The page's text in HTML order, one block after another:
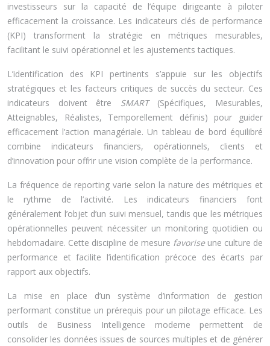
investisseurs sur la capacité de l’équipe dirigeante à piloter
efficacement la croissance. Les indicateurs clés de performance
(KPI) transforment la stratégie en métriques mesurables,
facilitant le suivi opérationnel et les ajustements tactiques.
L’identification des KPI pertinents s’appuie sur les objectifs
stratégiques et les facteurs critiques de succès du secteur. Ces
indicateurs doivent être SMART(Spécifiques, Mesurables,
Atteignables, Réalistes, Temporellement définis) pour guider
efficacement l’action managériale. Un tableau de bord équilibré
combine indicateurs financiers, opérationnels, clients et
d’innovation pour offrir une vision complète de la performance.
La fréquence de reporting varie selon la nature des métriques et
le rythme de l’activité. Les indicateurs financiers font
généralement l’objet d’un suivi mensuel, tandis que les métriques
opérationnelles peuvent nécessiter un monitoring quotidien ou
hebdomadaire. Cette discipline de mesure favoriseune culture de
performance et facilite l’identification précoce des écarts par
rapport aux objectifs.
La mise en place d’un système d’information de gestion
performant constitue un prérequis pour un pilotage efficace. Les
outils de Business Intelligence moderne permettent de
consolider les données issues de sources multiples et de générer